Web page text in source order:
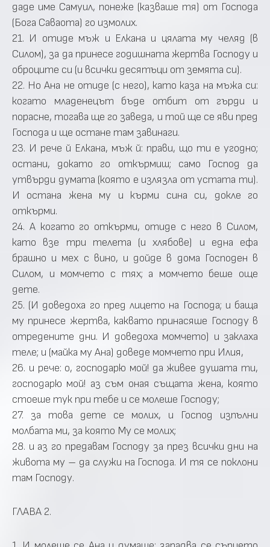
даде име Самуил, понеже (казваше тя) от Господа
(Бога Саваота) го измолих.
21. И отиде мъж и Елкана и цялата му челяд (в
Силом), за да принесе годишната жертва Господу и
оброците си (и всички десятъци от земята си).
22. Но Ана не отиде (с него), като каза на мъжа си:
когато младенецът бъде отбит от гърди и
порасне, тогава ще го заведа, и той ще се яви пред
Господа и ще остане там завинаги.
23. И рече й Елкана, мъж й: прави, що ти е угодно;
остани, докато го откърмиш; само Господ да
утвърди думата (която е излязла от устата ти).
И остана жена му и кърми сина си, докле го
откърми.
24. А когато го откърми, отиде с него в Силом,
като взе три телета (и хлябове) и една ефа
брашно и мех с вино, и дойде в дома Господен в
Силом, и момчето с тях; а момчето беше още
дете.
25. (И доведоха го пред лицето на Господа; и баща
му принесе жертва, каквато принасяше Господу в
отредените дни. И доведоха момчето) и заклаха
теле; и (майка му Ана) доведе момчето при Илия,
26. и рече: о, господарю мой! да живее душата ти,
господарю мой! аз съм оная същата жена, която
стоеше тук при тебе и се молеше Господу;
27. за това дете се молих, и Господ изпълни
молбата ми, за която Му се молих;
28. и аз го предавам Господу за през всички дни на
живота му – да служи на Господа. И тя се поклони
там Господу.
ГЛАВА 2.